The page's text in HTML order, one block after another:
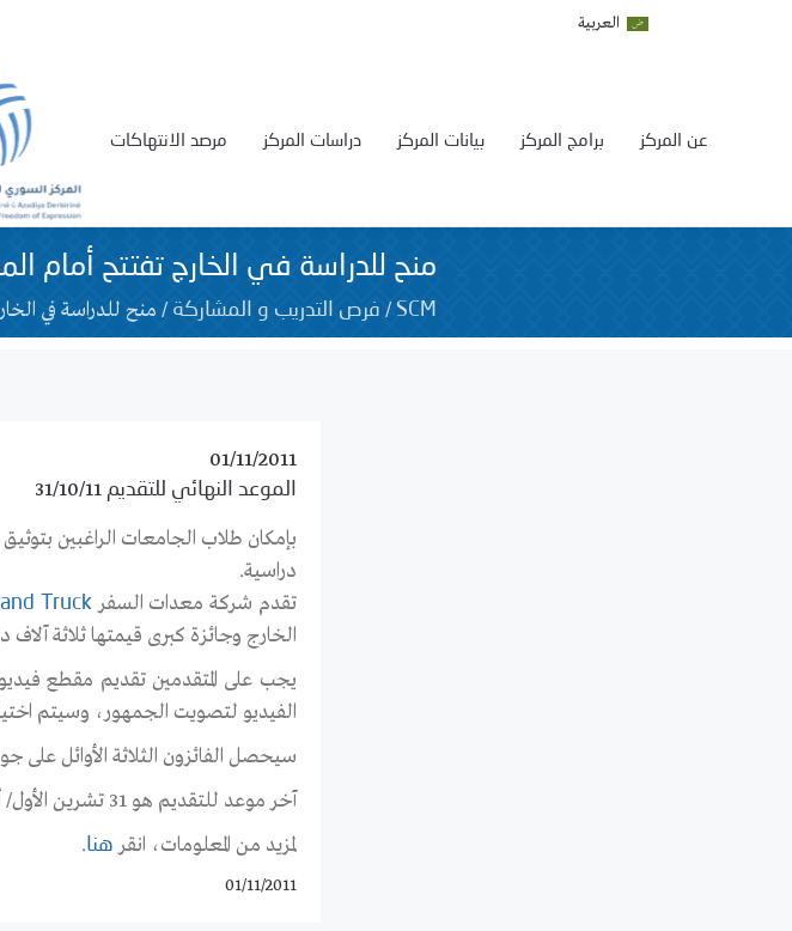
العربية
مرصد الانتهاكات دراسات المركز بيانات المركز برامج المركز عن المركز
منح للدراسة في الخارج تفتتح أمام
SCM
/ فرص التدريب و المشاركة / منح للدراسة في
01/11/2011
الموعد النهائي للتقديم31/10/11
بإمكان طلاب الجامعات الراغبين
دراسية.
تقدم شركة معدات السفرTruck
الخارج وجائزة كبرى قيمتها ثلاثة آلاف
الفيديو لتصويت الجمهور، وسيتم
سيحصل الفائزون الثلاثة الأوائل على جوائز معدات سفر من
آخر موعد للتقديم هو 31 تشرين الأول/ أكتوبر.
لمزيد من المعلومات، انقر هنا.
01/11/2011